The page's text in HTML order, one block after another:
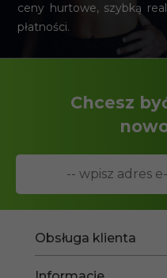
ceny hurtowe, szybką
płatności.
Chcesz
Obsługa klienta